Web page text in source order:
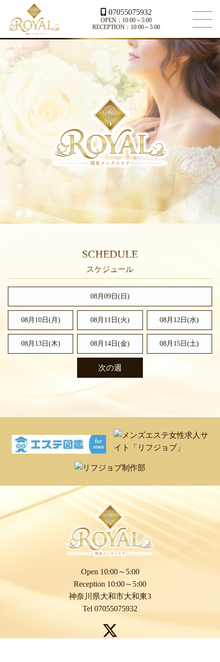
07055075932
OPEN：10:00～5:00
RECEPTION：10:00～5:00
SCHEDULE
08月09日( 日 )
08月10日(月) 08月11日(火) 08月12日(水)
08月13日(木) 08月14日(金) 08月15日(土)
次の週
Open 10:00～5:00
Reception 10:00～5:00
神奈川県大和市大和東3
Tel 07055075932